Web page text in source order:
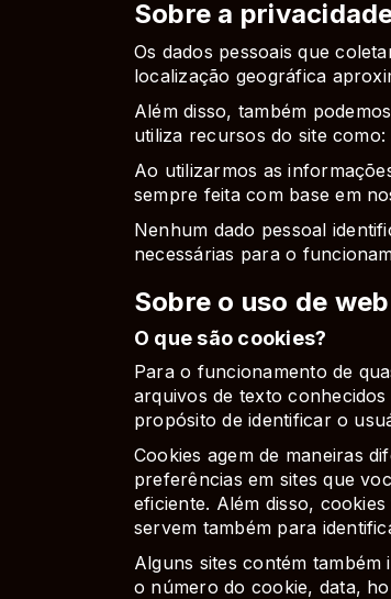
Sobre a
Os dados pessoais que
localização geográfica
Além disso, também
utiliza recursos do site
Ao utilizarmos as
sempre feita com base em
Nenhum dado pessoal
necessárias para o
Sobre o uso de
O que são cookies?
Para o funcionamento de
arquivos de texto
propósito de identificar o
Cookies agem de maneiras
preferências em sites que
eficiente. Além disso,
servem também para
Alguns sites contém
o número do cookie, data,